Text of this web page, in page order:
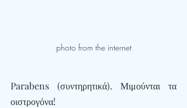
photo from the internet
Parabens (συντηρητικά). Μιμούνται τα
οιστρογόνα!